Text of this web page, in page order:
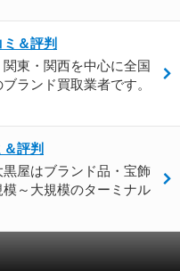
＆評判
東・関西を中心に全国
ランド買取業者です。
評判
屋はブランド品・宝飾
～大規模のターミナル